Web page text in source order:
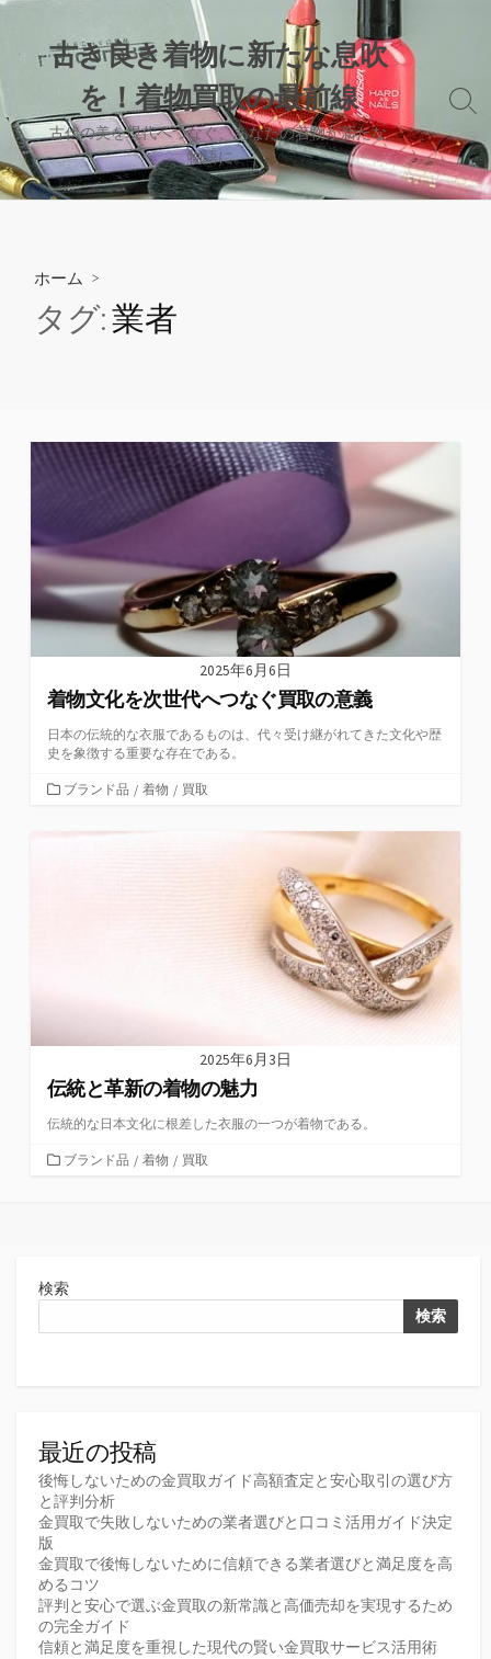
コ
ン
ツ
へ
ス
キ
古き良き着物に新たな息吹
を！着物買取の最前線
古代の美を現代へつなぐ、あなたの着物が新たな
物語に。
検
切
り
替
ホーム >
タグ:業者
2025年6月6日
着物文化を次世代へつなぐ買取の意義
日本の伝統的な衣服であるものは、代々受け継がれてきた文化や歴
史を象徴する重要な存在である。
カブランド品 / 着物 / 買取
2025年6月3日
伝統と革新の着物の魅力
伝統的な日本文化に根差した衣服の一つが着物である。
カブランド品 / 着物 / 買取
検索
検索
最近の投稿
後悔しないための金買取ガイド高額査定と安心取引の選び方
と評判分析
金買取で失敗しないための業者選びと口コミ活用ガイド決定
版
金買取で後悔しないために信頼できる業者選びと満足度を高
めるコツ
評判と安心で選ぶ金買取の新常識と高価売却を実現するため
の完全ガイド
信頼と満足度を重視した現代の賢い金買取サービス活用術